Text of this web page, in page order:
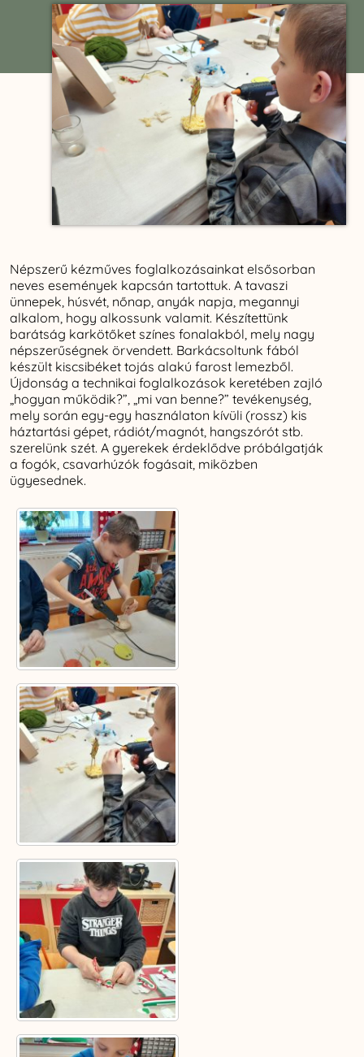
Népszerű kézműves foglalkozásainkat elsősorban
neves események kapcsán tartottuk. A tavaszi
ünnepek, húsvét, nőnap, anyák napja, megannyi
alkalom, hogy alkossunk valamit. Készítettünk
barátság karkötőket színes fonalakból, mely nagy
népszerűségnek örvendett. Barkácsoltunk fából
készült kiscsibéket tojás alakú farost lemezből.
Újdonság a technikai foglalkozások keretében zajló
„hogyan működik?”, „mi van benne?” tevékenység,
mely során egy-egy használaton kívüli (rossz) kis
háztartási gépet, rádiót/magnót, hangszórót stb.
szerelünk szét. A gyerekek érdeklődve próbálgatják
a fogók, csavarhúzók fogásait, miközben
ügyesednek.